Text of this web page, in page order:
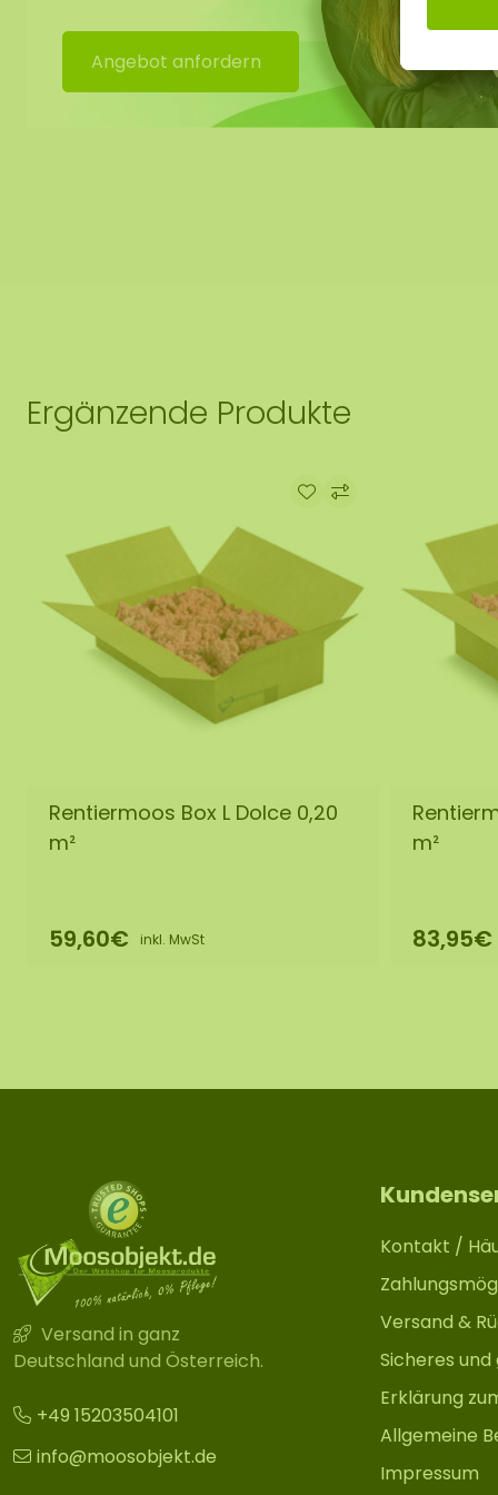
Keine Pflege (keine Bewässerung)
Benötigt kein Tageslicht
Dauerhaft weich. Bei einer niedrigen
Moos aushärten. Sobald die Luftfeuchtigkeit
Angebot anfordern
Ergänzende Produkte
Rentiermoos Box L Dolce 0,20
m²
59,60€ inkl. MwSt
m²
83,95€
Versand in ganz
Deutschland und Österreich.
+49 15203504101
info@moosobjekt.de
Kontakt /
Versand &
Sicheres
Erklärung
Allgemeine
Impressum